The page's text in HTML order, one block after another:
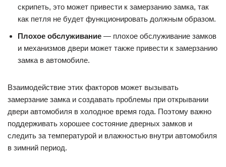
скрипеть, это может привести к замерзанию замка, так
как петля не будет функционировать должным образом.
Плохое обслуживание — плохое обслуживание замков
и механизмов двери может также привести к замерзанию
замка в автомобиле.
Взаимодействие этих факторов может вызывать
замерзание замка и создавать проблемы при открывании
двери автомобиля в холодное время года. Поэтому важно
поддерживать хорошее состояние дверных замков и
следить за температурой и влажностью внутри автомобиля
в зимний период.